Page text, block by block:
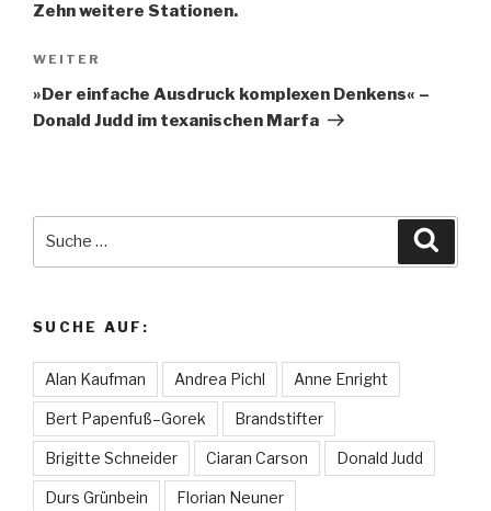
Zehn weitere Stationen.
Nächster
Beitrag
WEITER
»Der einfache Ausdruck komplexen Denkens« –
Donald Judd im texanischen Marfa
SUCHE AUF:
Alan Kaufman Andrea Pichl Anne Enright
Bert Papenfuß–Gorek Brandstifter
Brigitte Schneider Ciaran Carson Donald Judd
Durs Grünbein Florian Neuner